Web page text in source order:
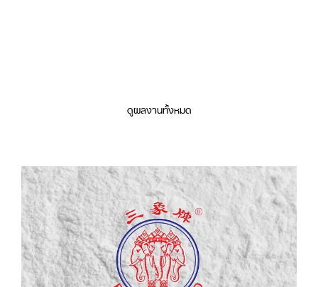
ดูผลงานทั้งหมด